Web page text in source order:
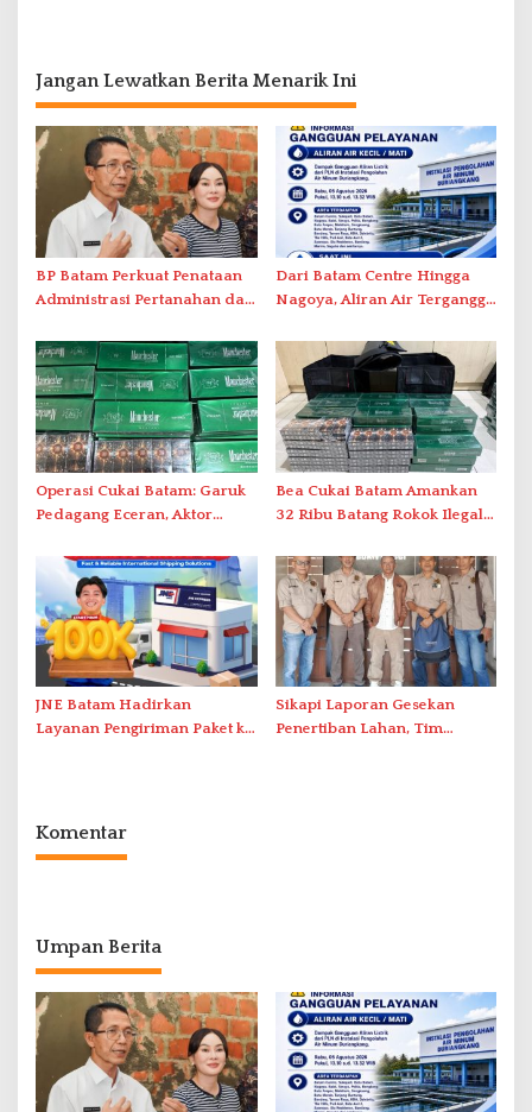
Jangan Lewatkan Berita Menarik Ini
BP Batam Perkuat Penataan
Administrasi Pertanahan dan
Dari Batam Centre Hingga
Nagoya, Aliran Air Terganggu
Duriangkang
Operasi Cukai Batam: Garuk
Pedagang Eceran, Aktor
Tersentuh?
Bea Cukai Batam Amankan
32 Ribu Batang Rokok Ilegal
JNE Batam Hadirkan
Layanan Pengiriman Paket ke
Sikapi Laporan Gesekan
Penertiban Lahan, Tim
Komentar
Umpan Berita